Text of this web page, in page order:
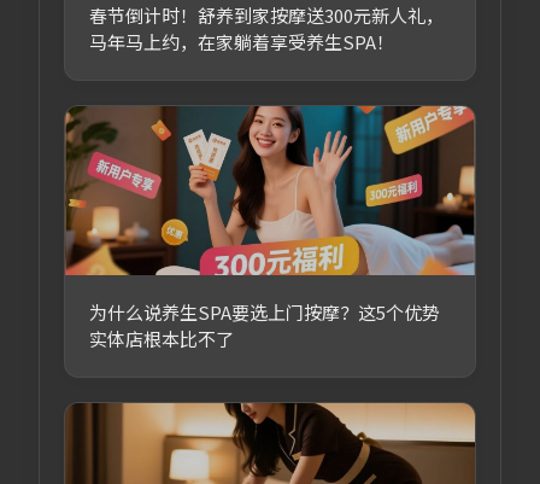
春节倒计时！舒养到家按摩送300元新人礼，
马年马上约，在家躺着享受养生SPA！
为什么说养生SPA要选上门按摩？这5个优势
实体店根本比不了